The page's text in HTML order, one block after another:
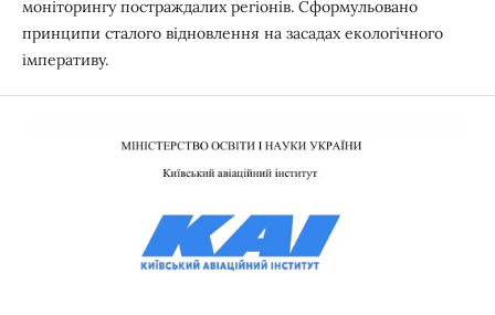
моніторингу постраждалих регіонів. Сформульовано
принципи сталого відновлення на засадах екологічного
імперативу.